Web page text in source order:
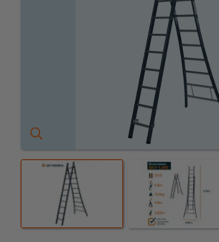
Keuring en Inspectie
Ladders en
Steigers
Valbeveiliging
OVER ONS
Vestigingen
Werken bij ons
Product video's